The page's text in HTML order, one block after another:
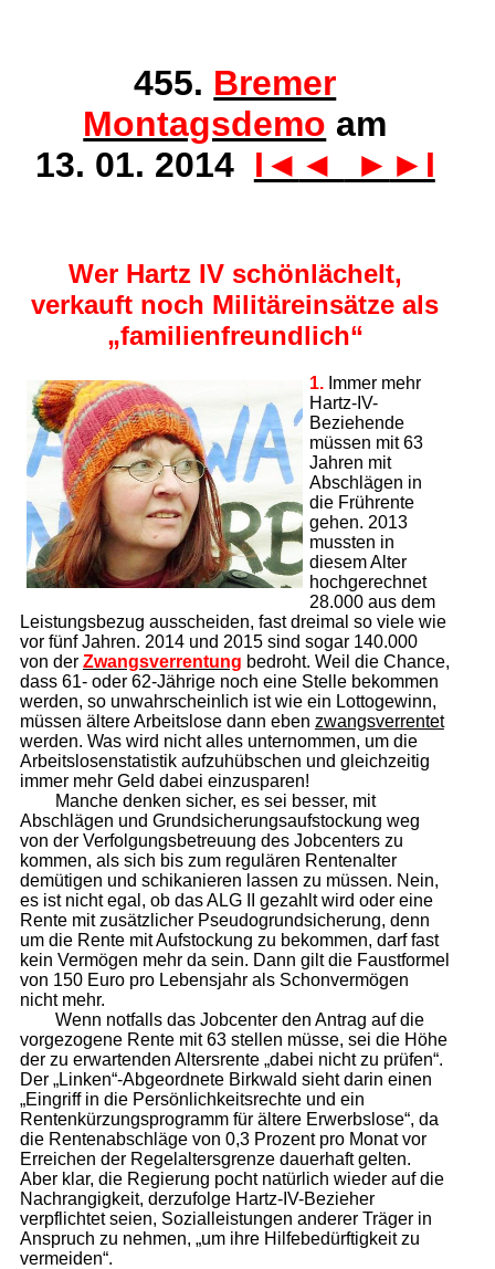
455. Bremer
Montagsdemo am
13. 01. 2014 I◄ ◄ ► ►I
Wer Hartz IV schönlächelt,
verkauft noch Militäreinsätze als
„familienfreundlich“
1.Immer mehr
Hartz-IV-
Beziehende
müssen mit 63
Jahren mit
Abschlägen in
die Frührente
gehen. 2013
mussten in
diesem Alter
hochgerechnet
28.000 aus dem
Leistungsbezug ausscheiden, fast dreimal so viele wie
vor fünf Jahren. 2014 und 2015 sind sogar 140.000
von der Zwangs­ver­ren­tung bedroht. Weil die Chance,
dass 61- oder 62-Jährige noch eine Stelle bekommen
werden, so unwahrscheinlich ist wie ein Lottogewinn,
müssen ältere Arbeitslose dann eben zwangsverrentet
werden. Was wird nicht alles unternommen, um die
Arbeitslosenstatistik aufzuhübschen und gleichzeitig
immer mehr Geld dabei einzusparen!
Manche denken sicher, es sei besser, mit
Abschlägen und Grundsicherungsaufstockung weg
von der Verfolgungsbetreuung des Jobcenters zu
kommen, als sich bis zum regulären Rentenalter
demütigen und schikanieren lassen zu müssen. Nein,
es ist nicht egal, ob das ALG II gezahlt wird oder eine
Rente mit zusätzlicher Pseudogrundsicherung, denn
um die Rente mit Aufstockung zu bekommen, darf fast
kein Vermögen mehr da sein. Dann gilt die Faustformel
von 150 Euro pro Lebensjahr als Schonvermögen
nicht mehr.
Wenn notfalls das Jobcenter den Antrag auf die
vorgezogene Rente mit 63 stellen müsse, sei die Höhe
der zu erwartenden Altersrente „dabei nicht zu prüfen“.
Der „Linken“-Abgeordnete Birkwald sieht darin einen
„Eingriff in die Persönlichkeitsrechte und ein
Rentenkürzungsprogramm für ältere Erwerbslose“, da
die Rentenabschläge von 0,3 Prozent pro Monat vor
Erreichen der Regelaltersgrenze dauerhaft gelten.
Aber klar, die Regierung pocht natürlich wieder auf die
Nachrangigkeit, derzufolge Hartz-IV-Bezieher
verpflichtet seien, Sozialleistungen anderer Träger in
Anspruch zu nehmen, „um ihre Hilfebedürftigkeit zu
vermeiden“.